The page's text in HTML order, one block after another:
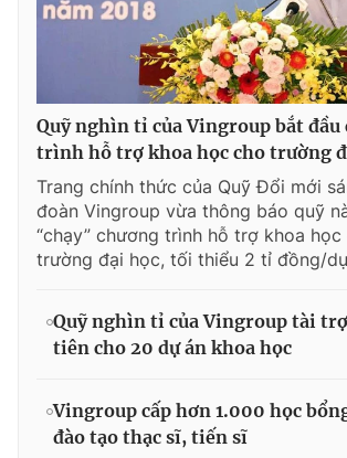
Quỹ nghìn tỉ của Vingroup bắt đầu
trình hỗ trợ khoa học cho trường
Trang chính thức của Quỹ Đổi mới
đoàn Vingroup vừa thông báo quỹ
“chạy” chương trình hỗ trợ khoa học
trường đại học, tối thiểu 2 tỉ đồng/
Quỹ nghìn tỉ của Vingroup tài
tiên cho 20 dự án khoa học
Vingroup cấp hơn 1.000 học
đào tạo thạc sĩ, tiến sĩ